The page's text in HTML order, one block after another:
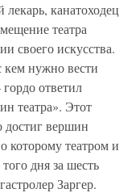
канатоходец
театра
своего искусства.
кем нужно вести
ответил
театра». Этот
достиг вершин
которому театром и
дня за шесть
Заргер.